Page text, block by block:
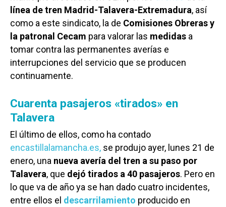
línea de tren Madrid-Talavera-Extremadura, así
como a este sindicato, la de Comisiones Obreras y
la patronal Cecam para valorar las medidas a
tomar contra las permanentes averías e
interrupciones del servicio que se producen
continuamente.
Cuarenta pasajeros «tirados» en
Talavera
El último de ellos, como ha contado
encastillalamancha.es, se produjo ayer, lunes 21 de
enero, una nueva avería del tren a su paso por
Talavera, que dejó tirados a 40 pasajeros. Pero en
lo que va de año ya se han dado cuatro incidentes,
entre ellos el descarrilamiento producido en